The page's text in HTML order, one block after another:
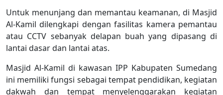
Untuk menunjang dan memantau keamanan, di Masjid
Al-Kamil dilengkapi dengan fasilitas kamera pemantau
atau CCTV sebanyak delapan buah yang dipasang di
lantai dasar dan lantai atas.
Masjid Al-Kamil di kawasan IPP Kabupaten Sumedang
ini memiliki fungsi sebagai tempat pendidikan, kegiatan
dakwah dan tempat menyelenggarakan kegiatan